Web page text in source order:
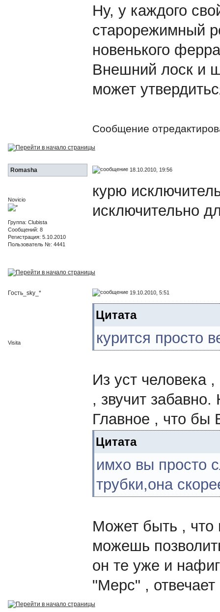
Ну, у каждого
старорежимный
новенького
Внешний лоск и
может
Сообщение
Romasha 18.10.2010, 19:56
Novicio
Группа: Clubista
Сообщений: 8
Регистрация: 5.10.2010
Пользователь №: 4441
курю
исключительно
Гость_sky_* 19.10.2010, 5:51
Visita
Цитата
курится просто
Из уст человека
, звучит
Главное , что бы
Цитата
имхо вы просто
трубки,она
Может быть , что
можешь
он те уже и
"Мерс" ,